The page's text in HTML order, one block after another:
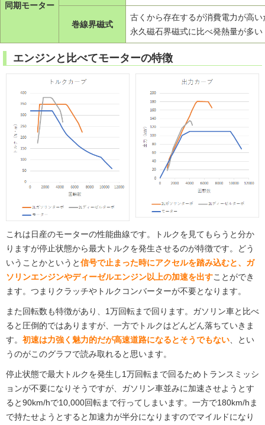
同期モーター
巻線界磁式
古くから存在するが消費電力が高
永久磁石界磁式に比べ発熱量が多い
エンジンと比べてモーターの特徴
これは日産のモーターの性能曲線です。トルクを見てもらうと分か
りますが停止状態から最大トルクを発生させるのが特徴です。どう
いうことかというと信号で止まった時にアクセルを踏み込むと、ガ
ソリンエンジンやディーゼルエンジン以上の加速を出すことができ
ます。つまりクラッチやトルクコンバーターが不要となります。
また回転数も特徴があり、1万回転まで回ります。ガソリン車と比べ
ると圧倒的ではありますが、一方でトルクはどんどん落ちていきま
す。 初速は力強く魅力的だが高速道路になるとそうでもない、とい
うのがこのグラフで読み取れると思います。
停止状態で最大トルクを発生し1万回転まで回るためトランスミッシ
ョンが不要になりそうですが、ガソリン車並みに加速させようとす
ると90km/hで10,000回転まで行ってしまいます。一方で180km/hま
で持たせようとすると加速力が半分になりますのでマイルドになり